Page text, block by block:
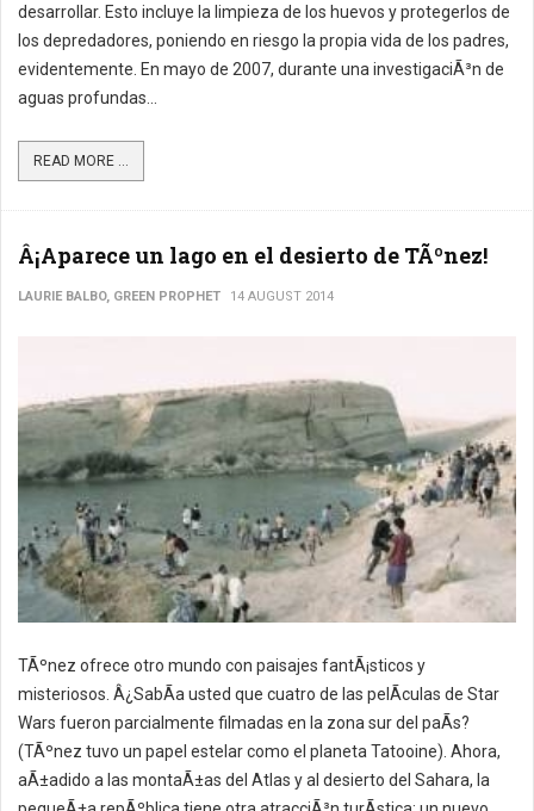
desarrollar. Esto incluye la limpieza de los huevos y protegerlos de
los depredadores, poniendo en riesgo la propia vida de los padres,
evidentemente. En mayo de 2007, durante una investigaciÃ³n de
aguas profundas...
READ MORE ...
Â¡Aparece un lago en el desierto de TÃºnez!
LAURIE BALBO, GREEN PROPHET 14 AUGUST 2014
TÃºnez ofrece otro mundo con paisajes fantÃ¡sticos y
misteriosos. Â¿SabÃ­a usted que cuatro de las pelÃ­culas de Star
Wars fueron parcialmente filmadas en la zona sur del paÃ­s?
(TÃºnez tuvo un papel estelar como el planeta Tatooine). Ahora,
aÃ±adido a las montaÃ±as del Atlas y al desierto del Sahara, la